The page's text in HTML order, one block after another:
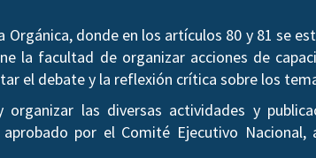
donde en los artículos 80 y 81 se
la facultad de organizar acciones de
el debate y la reflexión crítica sobre los
las diversas actividades y
por el Comité Ejecutivo Nacional,